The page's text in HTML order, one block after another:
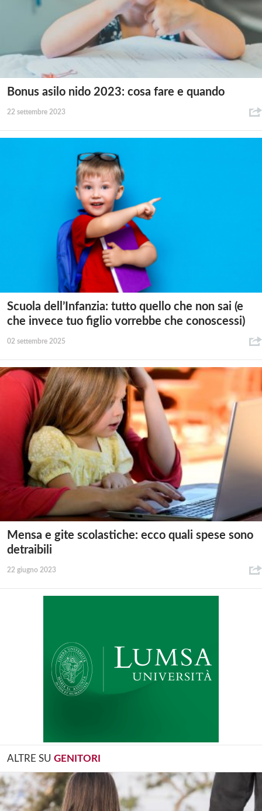
Bonus asilo nido 2023: cosa fare e quando
22 settembre 2023
Scuola dell’Infanzia: tutto quello che non sai (e
che invece tuo figlio vorrebbe che conoscessi)
02 settembre 2025
Mensa e gite scolastiche: ecco quali spese sono
detraibili
22 giugno 2023
ALTRE SU GENITORI